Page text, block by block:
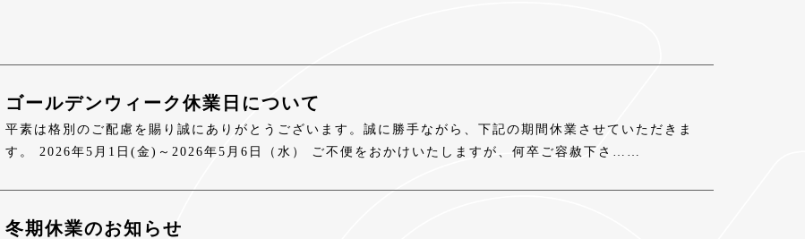
ゴールデンウィーク休業日について
平素は格別のご配慮を賜り誠にありがとうございます。誠に勝手ながら、下記の期間休業させていただきま
す。 2026年5月1日(金)～2026年5月6日（水） ご不便をおかけいたしますが、何卒ご容赦下さ……
冬期休業のお知らせ